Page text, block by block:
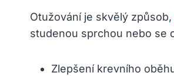
Otužování je skvělý způsob,
studenou sprchou nebo se
Zlepšení krevního